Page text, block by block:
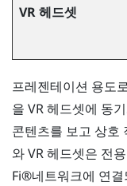
VR 헤드셋
프레젠테이션 용도
을 VR 헤드셋에 동
콘텐츠를 보고 상호
와 VR 헤드셋은 전
Fi®네트워크에 연